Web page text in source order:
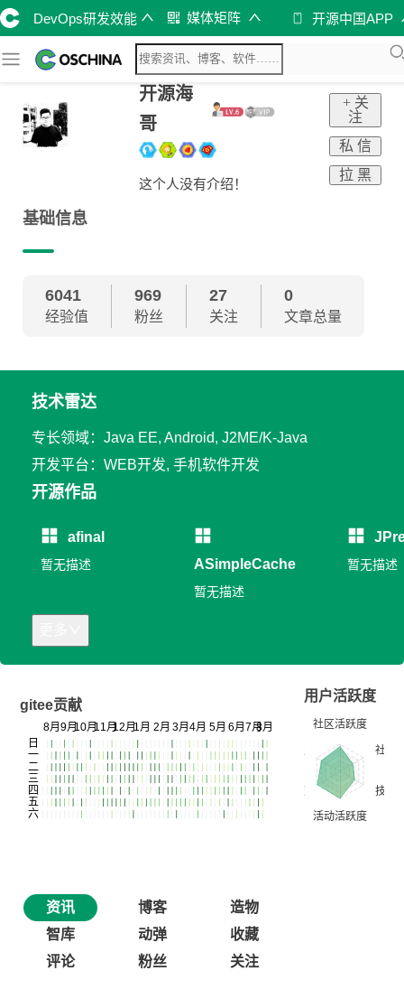
DevOps研发效能 媒体矩阵 开源中国APP
开源海
哥
这个人没有介绍！
+ 关
注
私 信
拉 黑
基础信息
6041
经验值
969
粉丝
27
关注
0
文章总量
技术雷达
专长领域：Java EE, Android, J2ME/K-Java
开发平台：WEB开发, 手机软件开发
开源作品
afinal
暂无描述 ASimpleCache
暂无描述
暂无描述
gitee贡献
用户活跃度
资讯 博客
造物
智库
动弹
收藏
评论
粉丝 关注